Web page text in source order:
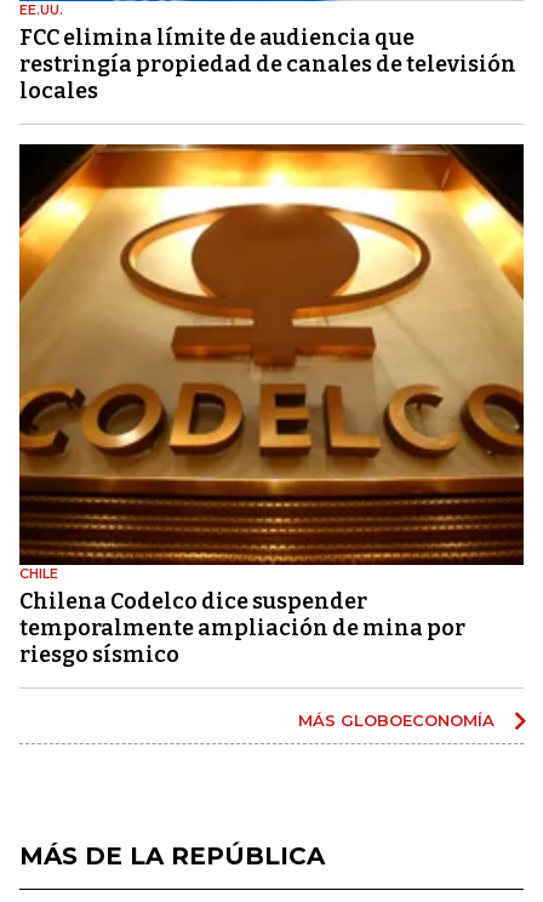
EE.UU.
FCC elimina límite de audiencia que
restringía propiedad de canales de televisión
locales
CHILE
Chilena Codelco dice suspender
temporalmente ampliación de mina por
riesgo sísmico
MÁS GLOBOECONOMÍA
MÁS DE LA REPÚBLICA